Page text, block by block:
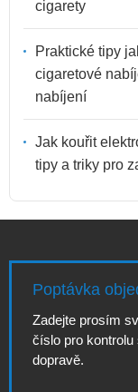
cigarety
Praktické tipy
cigaretové
nabíjení
Jak kouřit
tipy a triky pro
Poptávka
Zadejte prosím
číslo pro
dopravě.